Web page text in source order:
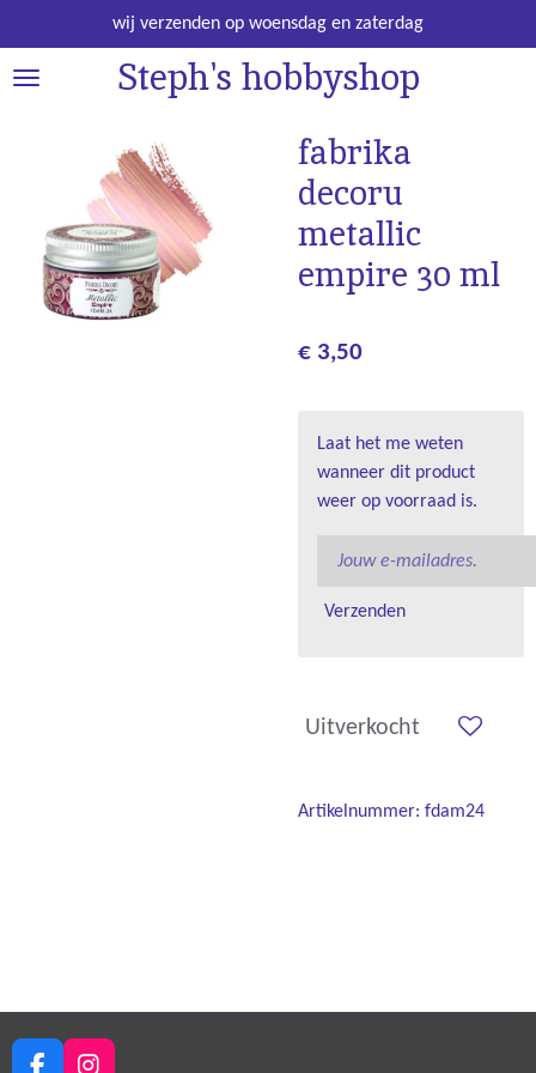
direct
naar
Steph's hobbyshop
wij verzenden op woensdag en zaterdag
fabrika
decoru
metallic
empire 30 ml
€ 3,50
Laat het me weten
wanneer dit product
weer op voorraad is.
Verzenden
Uitverkocht
Artikelnummer: fdam24